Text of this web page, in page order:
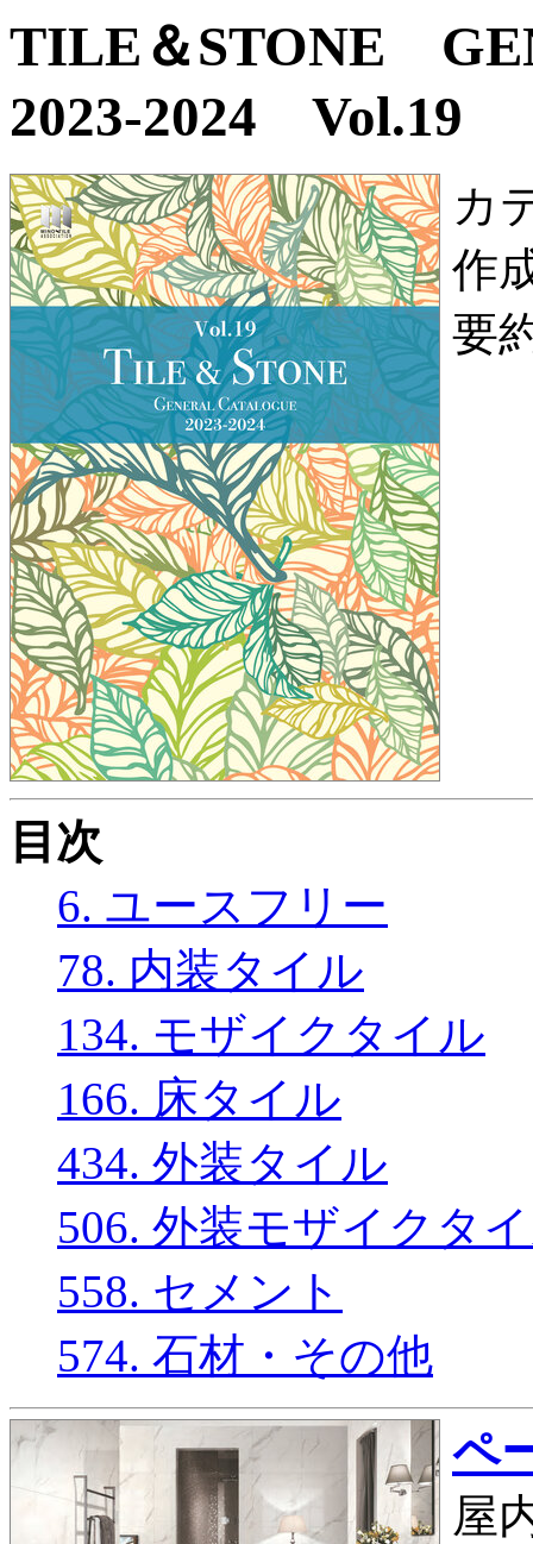
TILE＆STONE
2023-2024 Vol.19
カ
作
要
目次
6. ユースフリー
78. 内装タイル
134. モザイクタイル
166. 床タイル
434. 外装タイル
506. 外装モザイクタ
558. セメント
574. 石材・その他
ペ
屋